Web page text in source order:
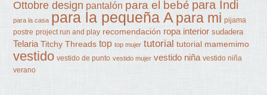
Ottobre design pantalón para el bebé para Indi
para la casa para la pequeña A para mi pijama
postre project run and play recomendación ropa interior sudadera
Telaria Titchy Threads top top mujer tutorial tutorial mamemimo
vestido vestido de punto vestido mujer vestido niña vestido niña
verano